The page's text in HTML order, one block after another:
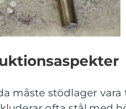
måste stödlager vara